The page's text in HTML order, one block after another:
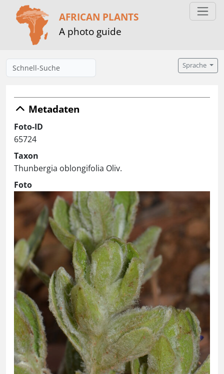
AFRICAN PLANTS
A photo guide
Sprache
Metadaten
Foto-ID
65724
Taxon
Thunbergia oblongifolia Oliv.
Foto